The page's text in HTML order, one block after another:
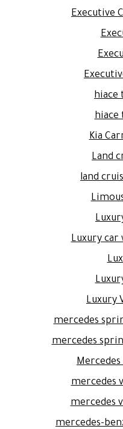
Executive
hiace
hiace
Kia
Land
land
Luxury car
Luxury
mercedes
mercedes
mercedes
mercedes
mercedes-